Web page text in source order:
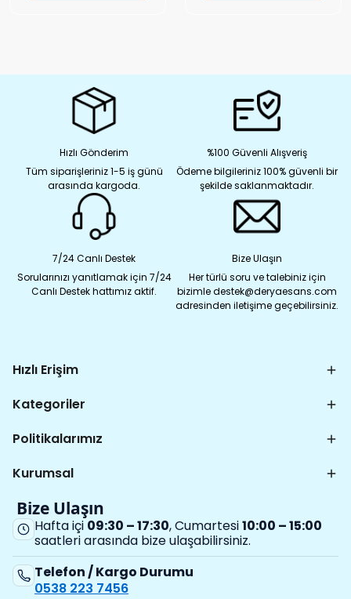
Hızlı Gönderim
Tüm siparişleriniz 1-5 iş günü
arasında kargoda.
%100 Güvenli Alışveriş
Ödeme bilgileriniz 100% güvenli bir
şekilde saklanmaktadır.
7/24 Canlı Destek
Sorularınızı yanıtlamak için 7/24
Canlı Destek hattımız aktif.
Bize Ulaşın
Her türlü soru ve talebiniz için
bizimle destek@deryaesans.com
adresinden iletişime geçebilirsiniz.
Hızlı Erişim
Kategoriler
Politikalarımız
Kurumsal
Bize Ulaşın
Hafta içi 09:30 – 17:30, Cumartesi10:00 – 15:00
saatleri arasında bize ulaşabilirsiniz.
Telefon / Kargo Durumu
0538 223 7456